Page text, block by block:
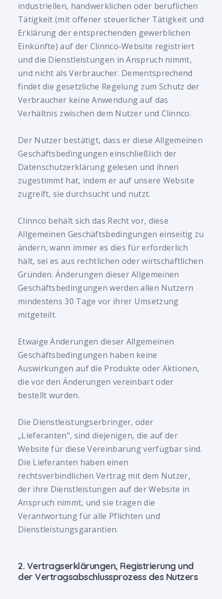
industriellen, handwerklichen oder beruflichen
Tätigkeit (mit offener steuerlicher Tätigkeit und
Erklärung der entsprechenden gewerblichen
Einkünfte) auf der Clinnco-Website registriert
und die Dienstleistungen in Anspruch nimmt,
und nicht als Verbraucher. Dementsprechend
findet die gesetzliche Regelung zum Schutz der
Verbraucher keine Anwendung auf das
Verhältnis zwischen dem Nutzer und Clinnco.
Der Nutzer bestätigt, dass er diese Allgemeinen
Geschäftsbedingungen einschließlich der
Datenschutzerklärung gelesen und ihnen
zugestimmt hat, indem er auf unsere Website
zugreift, sie durchsucht und nutzt.
Clinnco behält sich das Recht vor, diese
Allgemeinen Geschäftsbedingungen einseitig zu
ändern, wann immer es dies für erforderlich
hält, sei es aus rechtlichen oder wirtschaftlichen
Gründen. Änderungen dieser Allgemeinen
Geschäftsbedingungen werden allen Nutzern
mindestens 30 Tage vor ihrer Umsetzung
mitgeteilt.
Etwaige Änderungen dieser Allgemeinen
Geschäftsbedingungen haben keine
Auswirkungen auf die Produkte oder Aktionen,
die vor den Änderungen vereinbart oder
bestellt wurden.
Die Dienstleistungserbringer, oder
„Lieferanten", sind diejenigen, die auf der
Website für diese Vereinbarung verfügbar sind.
Die Lieferanten haben einen
rechtsverbindlichen Vertrag mit dem Nutzer,
der ihre Dienstleistungen auf der Website in
Anspruch nimmt, und sie tragen die
Verantwortung für alle Pflichten und
Dienstleistungsgarantien.
2. Vertragserklärungen, Registrierung und
der Vertragsabschlussprozess des Nutzers